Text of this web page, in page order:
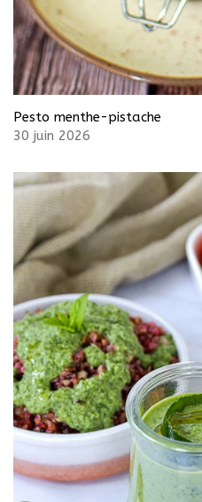
Pesto menthe-pistache
30 juin 2026